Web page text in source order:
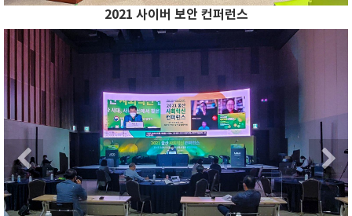
2021 사이버 보안 컨퍼런스
Previous
Previous